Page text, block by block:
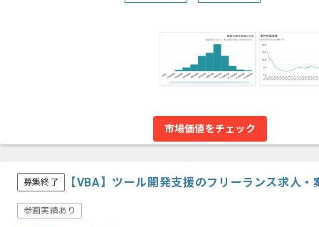
市場価値をチェック
募集終了 【VBA】ツール開発支援のフリーランス求人・
参画実績あり